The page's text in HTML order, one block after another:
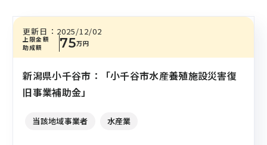
上限金額
助成額
75万円
更新日： 2025/12/02
新潟県小千谷市：「小千谷市水産養殖施設災害復
旧事業補助金」
当該地域事業者 水産業